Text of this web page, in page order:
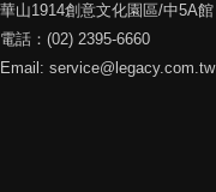
華山1914創意文化園區/中5A館
電話：(02) 2395-6660
Email: service@legacy.com.tw